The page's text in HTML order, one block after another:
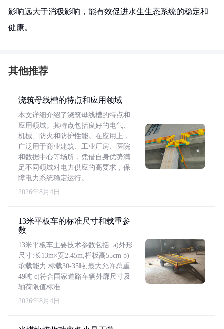
影响远大于消极影响，能有效促进水生生态系统的稳定和
健康。
其他推荐
浇筑母线槽的特点和应用领域
本文详细介绍了浇筑母线槽的特点和
应用领域。其特点包括良好的电气、
机械、防火和防护性能。在应用上，
广泛用于商业建筑、工业厂房、医院
和数据中心等场所，凭借自身优势满
足不同领域对电力供应的高要求，保
障电力系统稳定运行。
2026年8月4日
13米平板车的标准尺寸和载重参
数
13米平板车主要技术参数包括: a)外形
尺寸:长13m×宽2.45m,栏板高55cm b)
承载能力:标载30-35吨,最大允许总重
49吨 c)符合国家道路车辆外廓尺寸及
轴荷限值标准
2026年8月4日